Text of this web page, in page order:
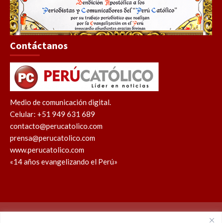
Contáctanos
Medio de comunicación digital.
Celular: +51 949 631 689
contacto@perucatolico.com
prensa@perucatolico.com
www.perucatolico.com
«14 años evangelizando el Perú»